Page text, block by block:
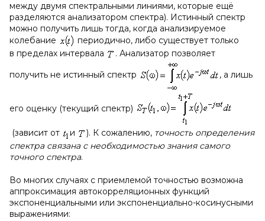
между двумя спектральными линиями, которые ещё
разделяются анализатором спектра). Истинный спектр
можно получить лишь тогда, когда анализируемое
колебание
периодично, либо существует только
в пределах интервала
. Анализатор позволяет
получить не истинный спектр , а лишь
его оценку (текущий спектр)
(зависит от и ). К сожалению, точность определения
спектра связана с необходимостью знания самого
точного спектра.
Во многих случаях с приемлемой точностью возможна
аппроксимация автокорреляционных функций
экспоненциальными или экспоненциально-косинусными
выражениями: